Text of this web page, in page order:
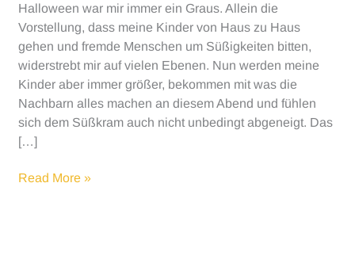
Halloween war mir immer ein Graus. Allein die
Vorstellung, dass meine Kinder von Haus zu Haus
gehen und fremde Menschen um Süßigkeiten bitten,
widerstrebt mir auf vielen Ebenen. Nun werden meine
Kinder aber immer größer, bekommen mit was die
Nachbarn alles machen an diesem Abend und fühlen
sich dem Süßkram auch nicht unbedingt abgeneigt. Das
[…]
Halloween
Read More »